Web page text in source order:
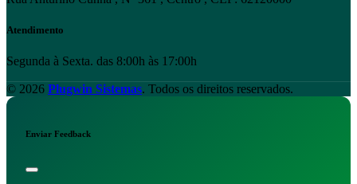
Atendimento
Segunda à Sexta. das 8:00h às 17:00h
© 2026 Plugwin Sistemas. Todos os direitos reservados.
Enviar Feedback